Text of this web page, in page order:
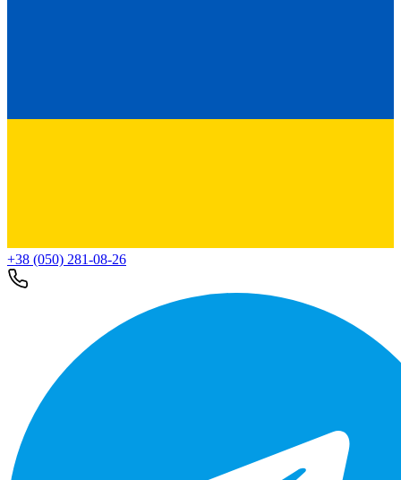
+38 (050) 281-08-26